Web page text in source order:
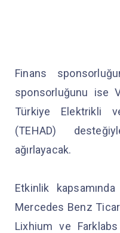
Finans
sponsorluğunu ise
Türkiye Elektrikli
(TEHAD)
ağırlayacak.
Etkinlik
Mercedes Benz
Lixhium ve